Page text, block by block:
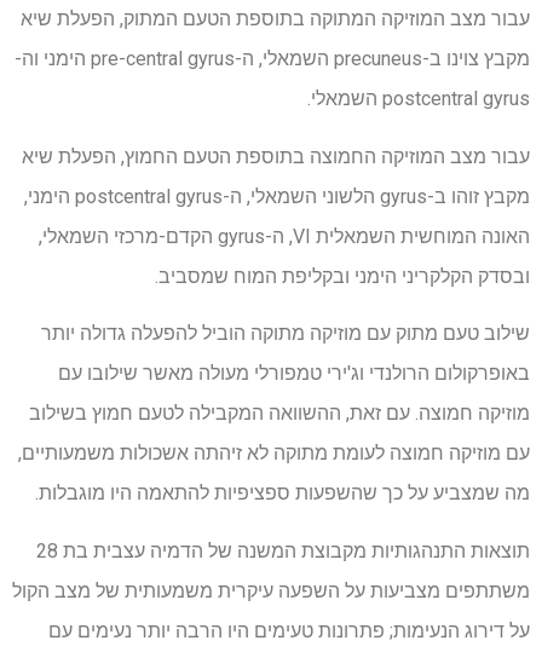
עבור מצב המוזיקה המתוקה בתוספת הטעם המתוק, הפעלת שיא
מקבץ צוינו ב-precuneus השמאלי, ה-pre-central gyrus הימני וה-
postcentral gyrus השמאלי.
עבור מצב המוזיקה החמוצה בתוספת הטעם החמוץ, הפעלת שיא
מקבץ זוהו ב-gyrus הלשוני השמאלי, ה-postcentral gyrus הימני,
האונה המוחשית השמאלית VI, ה-gyrus הקדם-מרכזי השמאלי,
ובסדק הקלקריני הימני ובקליפת המוח שמסביב.
שילוב טעם מתוק עם מוזיקה מתוקה הוביל להפעלה גדולה יותר
באופרקולום הרולנדי וג'ירי טמפורלי מעולה מאשר שילובו עם
מוזיקה חמוצה. עם זאת, ההשוואה המקבילה לטעם חמוץ בשילוב
עם מוזיקה חמוצה לעומת מתוקה לא זיהתה אשכולות משמעותיים,
מה שמצביע על כך שהשפעות ספציפיות להתאמה היו מוגבלות.
תוצאות התנהגותיות מקבוצת המשנה של הדמיה עצבית בת 28
משתתפים מצביעות על השפעה עיקרית משמעותית של מצב הקול
על דירוג הנעימות; פתרונות טעימים היו הרבה יותר נעימים עם